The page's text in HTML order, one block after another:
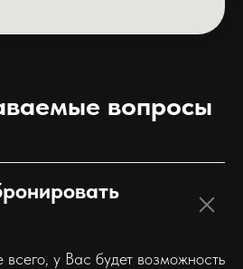
вопросы
у Вас будет возможность